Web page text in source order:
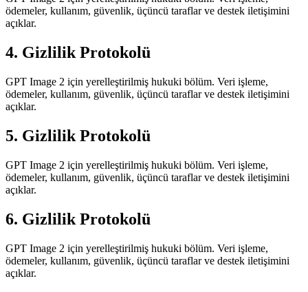
ödemeler, kullanım, güvenlik, üçüncü taraflar ve destek iletişimini
açıklar.
4. Gizlilik Protokolü
GPT Image 2 için yerelleştirilmiş hukuki bölüm. Veri işleme,
ödemeler, kullanım, güvenlik, üçüncü taraflar ve destek iletişimini
açıklar.
5. Gizlilik Protokolü
GPT Image 2 için yerelleştirilmiş hukuki bölüm. Veri işleme,
ödemeler, kullanım, güvenlik, üçüncü taraflar ve destek iletişimini
açıklar.
6. Gizlilik Protokolü
GPT Image 2 için yerelleştirilmiş hukuki bölüm. Veri işleme,
ödemeler, kullanım, güvenlik, üçüncü taraflar ve destek iletişimini
açıklar.